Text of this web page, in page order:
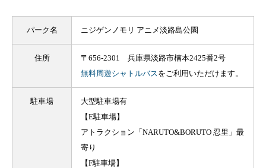
パーク名 ニジゲンノモリ アニメ淡路島公園
住所
〒656-2301 兵庫県淡路市楠本2425番2号
無料周遊シャトルバス をご利用いただけます。
駐車場
大型駐車場有
【E駐車場】
アトラクション「NARUTO&BORUTO 忍里」最
寄り
【F駐車場】